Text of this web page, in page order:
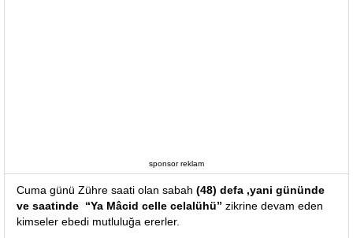
sponsor reklam
Cuma günü Zühre saati olan sabah (48) defa ,yani gününde
ve saatinde “Ya Mâcid celle celalühü” zikrine devam eden
kimseler ebedi mutluluğa ererler.